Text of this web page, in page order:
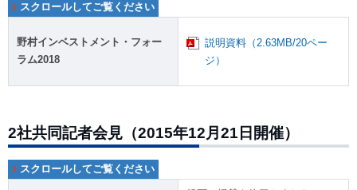
野村インベストメント・フォー
ラム2018
説明資料（2.63MB/20ペー
ジ）
2社共同記者会見（2015年12月21日開催）